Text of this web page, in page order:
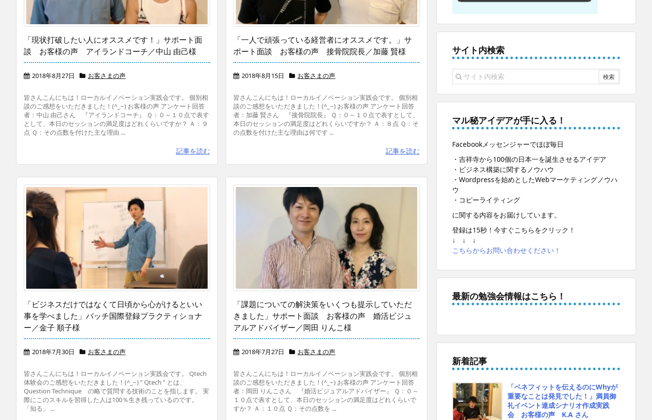
「現状打破したい人にオススメです！」サポート面
談 お客様の声 アイランドコーチ／中山 由己様
2018年8月27日 お客さまの声
皆さんこんにちは！ローカルイノベーション実践会です。 個別相
談のご感想をいただきました！(^_−) お客様の声 アンケート回答
者：中山 由己さん 『アイランドコーチ』 Ｑ：０～１０点で表す
として、本日のセッションの満足度はどれくらいですか？ Ａ：９
点 Ｑ：その点数を付けた主な理由 ...
記事を読む
「一人で頑張っている経営者にオススメです。」サ
ポート面談 お客様の声 接骨院院長／加藤 賢様
2018年8月15日 お客さまの声
皆さんこんにちは！ローカルイノベーション実践会です。 個別相
談のご感想をいただきました！(^_−) お客様の声 アンケート回答
者：加藤 賢さん 『接骨院院長』 Ｑ：０～１０点で表すとして、
本日のセッションの満足度はどれくらいですか？ Ａ：８点 Ｑ：そ
の点数を付けた主な理由は何です ...
記事を読む
「ビジネスだけではなくて日頃から心がけるといい
事を学べました」バッチ国際登録プラクティショナ
ー／金子 順子様
2018年7月30日 お客さまの声
皆さんこんにちは！ローカルイノベーション実践会です。 Qtech
体験会のご感想をいただきました！(^_−) ” Qtech ” とは、
Question Technique の略で質問する技術のことを指します。 実
際にこのスキルを習得した人は100％生き残っているのです。
「知る」 ...
「課題についての解決策をいくつも提示していただ
きました」サポート面談 お客様の声 婚活ビジュ
アルアドバイザー／岡田 りんこ様
2018年7月27日 お客さまの声
皆さんこんにちは！ローカルイノベーション実践会です。 個別相
談のご感想をいただきました！(^_−) お客様の声 アンケート回答
者：岡田 りんこさん 『婚活ビジュアルアドバイザー』 Ｑ：０～
１０点で表すとして、本日のセッションの満足度はどれくらいで
すか？ Ａ：１０点 Ｑ：その点数を ...
サイト内検索
マル秘アイデアが手に入る！
Facebookメッセンジャーでほぼ毎日
・吉祥寺から100個の日本一を誕生させるアイデア
・ビジネス構築に関するノウハウ
・Wordpressを始めとしたWebマーケティングノウハ
ウ
・コピーライティング
に関する内容をお届けしています。
登録は15秒！今すぐこちらをクリック！
↓ ↓ ↓
こちらからお問い合わせください！
最新の勉強会情報はこちら！
新着記事
「ベネフィットを伝えるのにWhyが
重要なことは発見でした！」満員御
礼イベント達成シナリオ作成実践
会 お客様の声 K.A さん